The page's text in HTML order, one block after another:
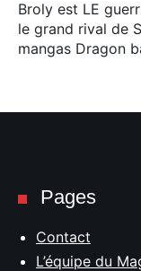
Broly est LE
le grand rival de
mangas Dragon
Pages
Contact
L’équipe du